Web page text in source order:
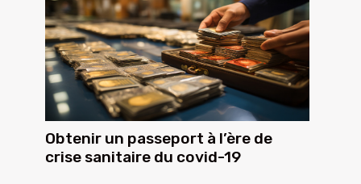
Obtenir un passeport à l’ère de
crise sanitaire du covid-19